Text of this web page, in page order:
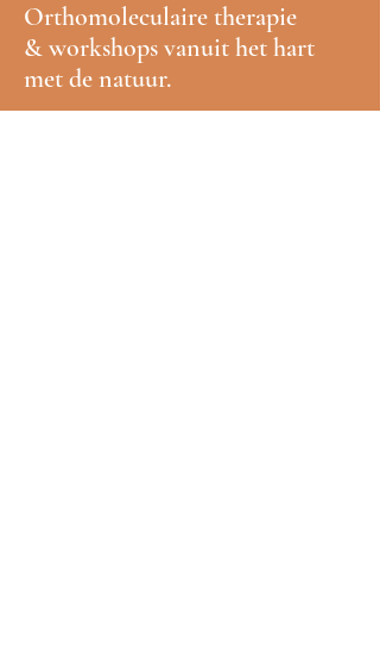
Orthomoleculaire therapie
& workshops vanuit het hart
met de natuur.